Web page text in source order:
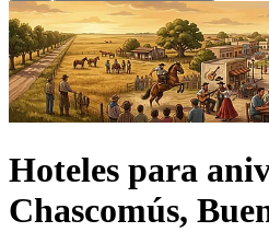
Hoteles para
Chascomús,